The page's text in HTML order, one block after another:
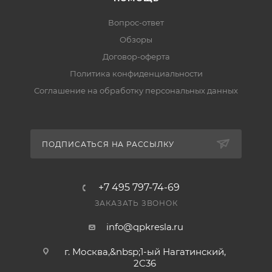
— транспортными компаниями (ПЭК, «Деловые
Линии», КИТ, «Байкал Сервис»). При наличии на
складе передаём заказ в транспортную компанию
Есть ли гарантия и возврат?
— в разделе «Гарантия и возврат».
Вопрос-ответ
Обзоры
Договор-оферта
Политика конфиденциальности
Соглашение на обработку персональных данных
ПОДПИСАТЬСЯ НА РАССЫЛКУ
+7 495 797-74-69
ЗАКАЗАТЬ ЗВОНОК
info@qpkresla.ru
г. Москва,&nbsp;1-ый Нагатинский,
2C36